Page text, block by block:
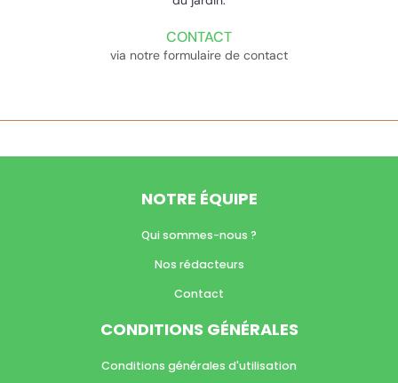
CONTACT
via notre formulaire de contact
NOTRE ÉQUIPE
Qui sommes-nous ?
Nos rédacteurs
Contact
CONDITIONS GÉNÉRALES
Conditions générales d'utilisation